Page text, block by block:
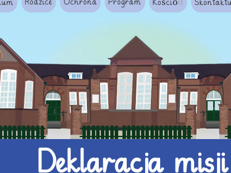
Rodzice Ochrona Program Kościół
Deklaracja misji